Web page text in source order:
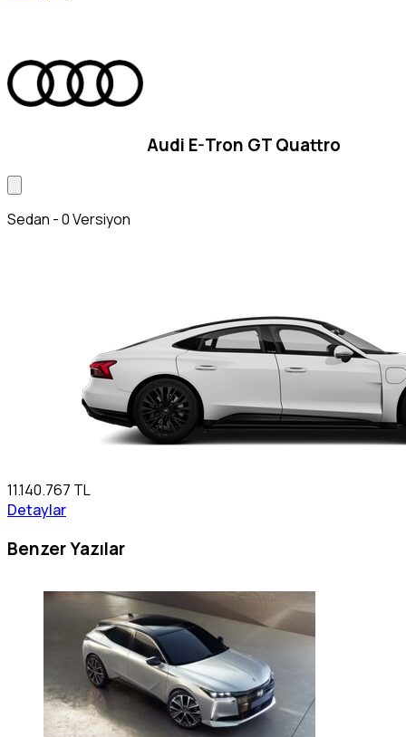
Audi E-Tron GT Quattro
Sedan - 0 Versiyon
11.140.767 TL
Detaylar
Benzer Yazılar